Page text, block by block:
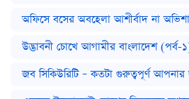
অফিসে বসের অবহেলা আশীর্বাদ না
উদ্ভাবনী চোখে আগামীর বাংলাদেশ (পর্ব-১)
জব সিকিউরিটি – কতটা গুরুত্বপূর্ণ আপনার